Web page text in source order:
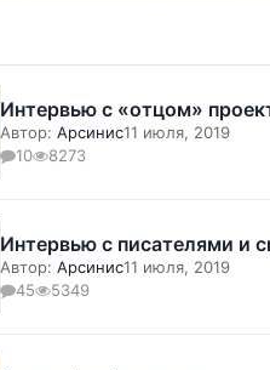
Интервью с «отцом»
Автор: Арсинис11 июля, 2019
10
8273
Интервью с писателями и
Автор: Арсинис11 июля, 2019
45
5349